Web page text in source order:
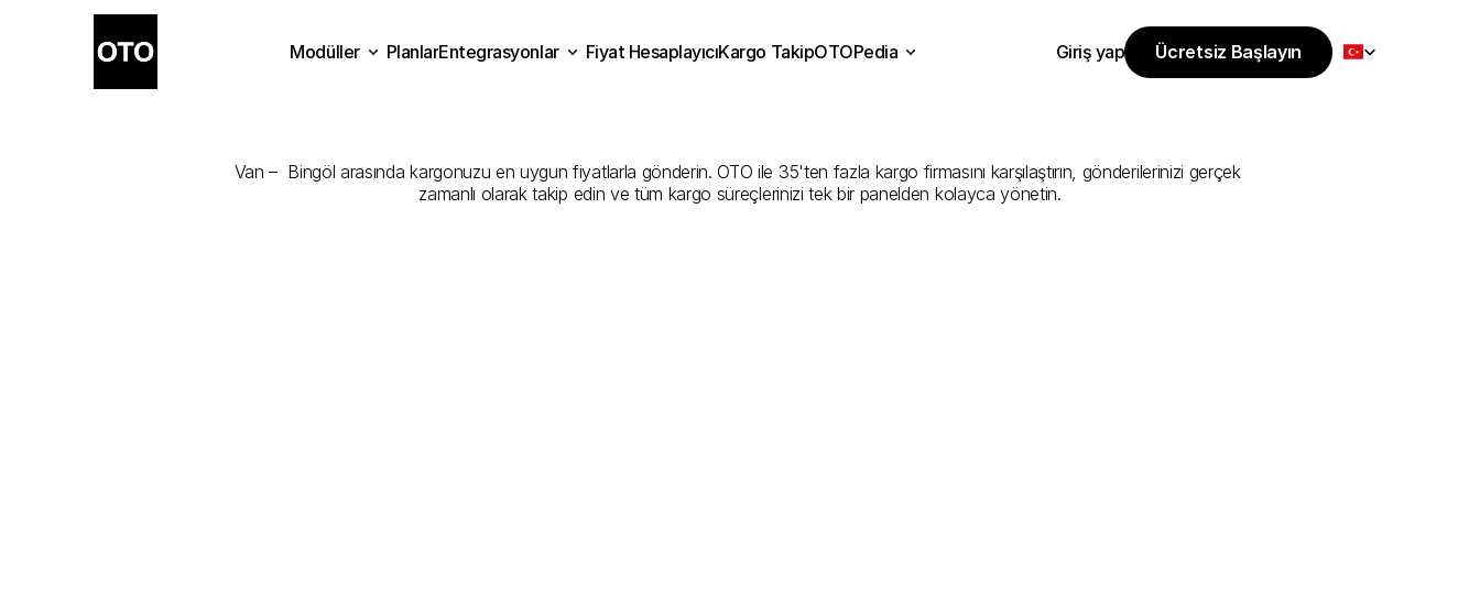
Enİyi
Van –  Bingöl arasında kargonuzu en uygun fiyatlarla gönderin. OTO ile 35'ten fazla kargo firmasını karşılaştırın, gönderilerinizi gerçek
zamanlı olarak takip edin ve tüm kargo süreçlerinizi tek bir panelden kolayca yönetin.
Modüller
PlanlarEntegrasyonlar
Fiyat HesaplayıcıKargo TakipOTOPedia
Giriş yap
Ücretsiz Başlayın
Ücretsiz Başlayın